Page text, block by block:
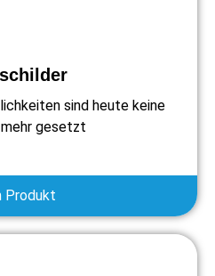
sind heute keine
mehr gesetzt
Produkt